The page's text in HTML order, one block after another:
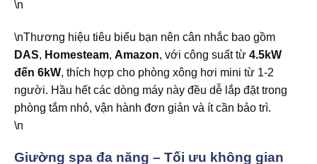
\n
\nThương hiệu tiêu biểu bạn nên cân nhắc bao gồm
DAS, Homesteam, Amazon, với công suất từ 4.5kW
đến 6kW, thích hợp cho phòng xông hơi mini từ 1-2
người. Hầu hết các dòng máy này đều dễ lắp đặt trong
phòng tắm nhỏ, vận hành đơn giản và ít cần bảo trì.
\n
Giường spa đa năng – Tối ưu không gian